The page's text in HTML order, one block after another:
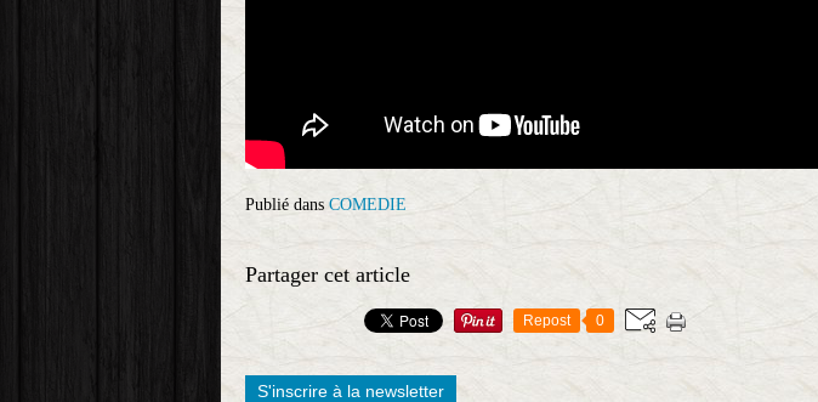
Publié dans COMEDIE
Partager cet article
Repost 0
S'inscrire à la newsletter